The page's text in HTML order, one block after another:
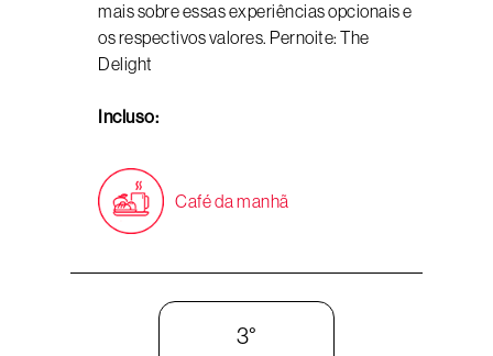
mais sobre essas experiências opcionais e
os respectivos valores. Pernoite: The
Delight
Incluso:
Café da manhã
3°